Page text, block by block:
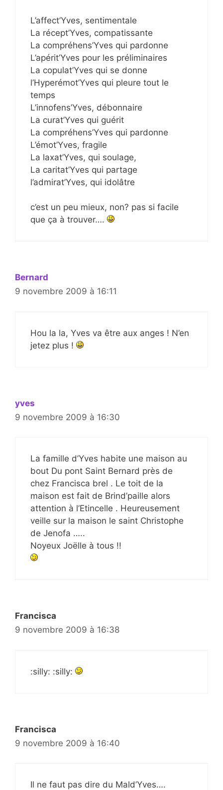
L’affect’Yves, sentimentale
La récept’Yves, compatissante
La compréhens’Yves qui pardonne
L’apérit’Yves pour les préliminaires
La copulat’Yves qui se donne
l’Hyperémot’Yves qui pleure tout le
temps
L’innofens’Yves, débonnaire
La curat’Yves qui guérit
La compréhens’Yves qui pardonne
L’émot’Yves, fragile
La laxat’Yves, qui soulage,
La caritat’Yves qui partage
l’admirat’Yves, qui idolâtre
c’est un peu mieux, non? pas si facile
que ça à trouver….
Bernard
9 novembre 2009 à 16:11
Hou la la, Yves va être aux anges ! N’en
jetez plus !
yves
9 novembre 2009 à 16:30
La famille d’Yves habite une maison au
bout Du pont Saint Bernard près de
chez Francisca brel . Le toit de la
maison est fait de Brind’paille alors
attention à l’Etincelle . Heureusement
veille sur la maison le saint Christophe
de Jenofa …..
Noyeux Joëlle à tous !!
Francisca
9 novembre 2009 à 16:38
:silly: :silly:
Francisca
9 novembre 2009 à 16:40
Il ne faut pas dire du Mald’Yves….